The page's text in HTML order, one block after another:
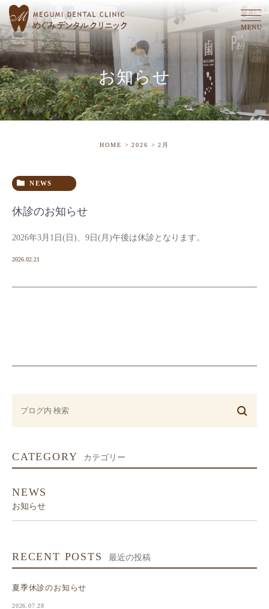
お知らせ
HOME 2026 2月
NEWS
休診のお知らせ
2026年3月1日(日)、9日(月)午後は休診となります。
2026.02.21
CATEGORY カテゴリー
NEWS
お知らせ
RECENT POSTS 最近の投稿
夏季休診のお知らせ
2026.07.28